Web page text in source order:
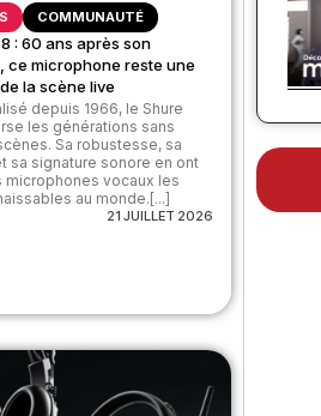
COMMUNAUTÉ
: 60 ans après son
ce microphone reste une
la scène live
depuis 1966, le Shure
les générations sans
Sa robustesse, sa
sa signature sonore en ont
microphones vocaux les
au monde.[...]
21 JUILLET 2026